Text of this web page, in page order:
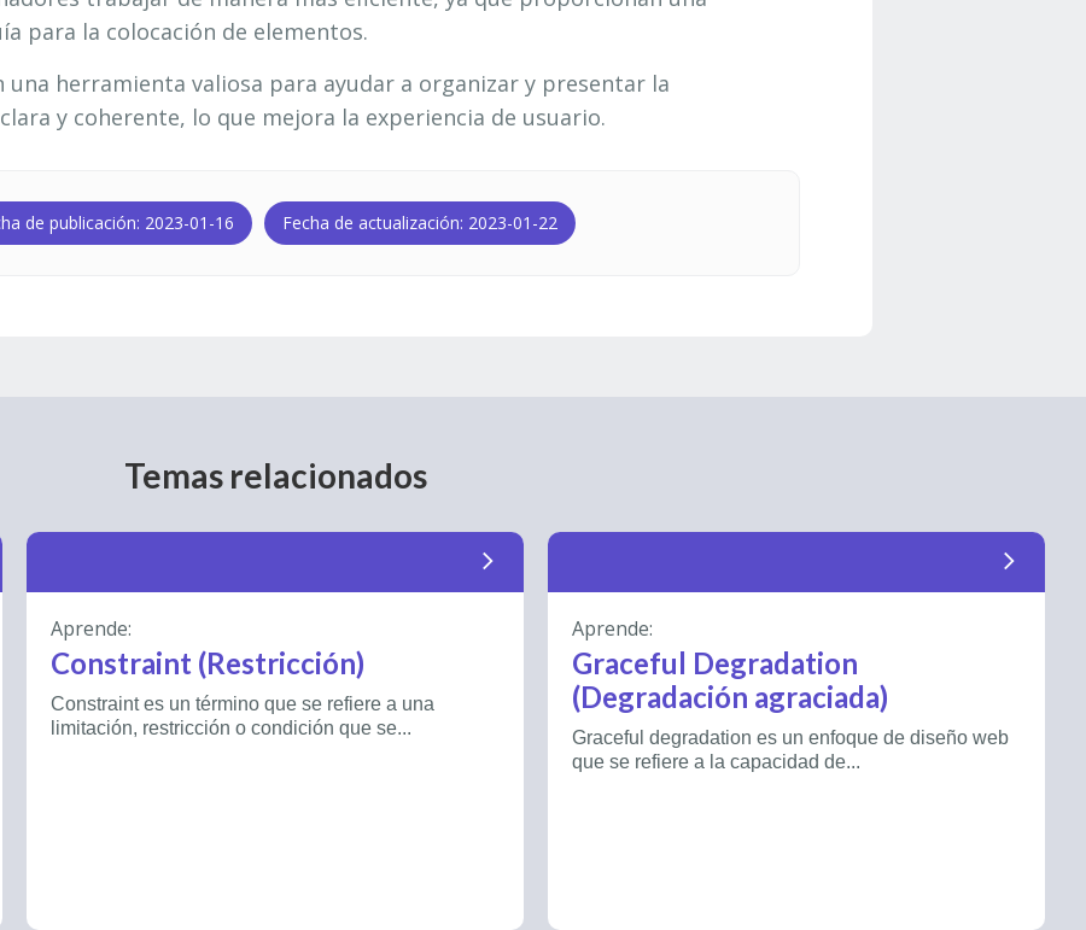
para la colocación de elementos.
una herramienta valiosa para ayudar a organizar y presentar la
y coherente, lo que mejora la experiencia de usuario.
de publicación: 2023-01-16 Fecha de actualización: 2023-01-22
Temas relacionados
arrow_forward_ios
Aprende:
Constraint (Restricción)
Constraint es un término que se refiere a una
limitación, restricción o condición que se...
arrow_forward_ios
Aprende:
Graceful Degradation
(Degradación agraciada)
Graceful degradation es un enfoque de diseño web
que se refiere a la capacidad de...